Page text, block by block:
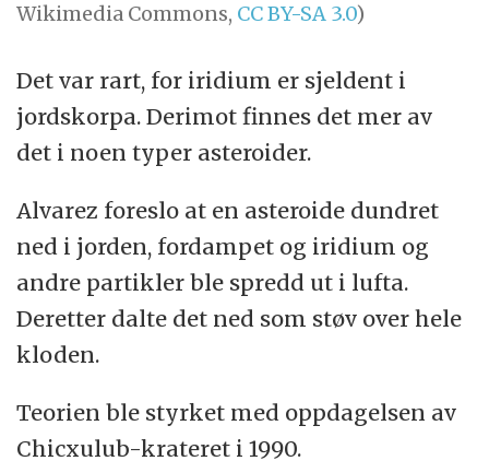
Wikimedia Commons, CC BY-SA 3.0)
Det var rart, for iridium er sjeldent i
jordskorpa. Derimot finnes det mer av
det i noen typer asteroider.
Alvarez foreslo at en asteroide dundret
ned i jorden, fordampet og iridium og
andre partikler ble spredd ut i lufta.
Deretter dalte det ned som støv over hele
kloden.
Teorien ble styrket med oppdagelsen av
Chicxulub-krateret i 1990.